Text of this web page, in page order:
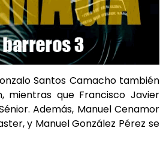
Santos Camacho también
que Francisco Javier
Además, Manuel Cenamor
y Manuel González Pérez se